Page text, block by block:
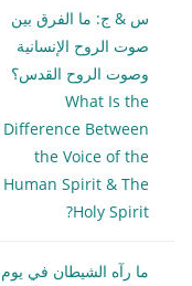
س & ج: ما الفرق بين
صوت الروح الإنسانية
وصوت الروح القدس؟
What Is the
Difference Between
the Voice of the
Human Spirit & The
Holy Spirit?
ما رآه الشيطان في يوم